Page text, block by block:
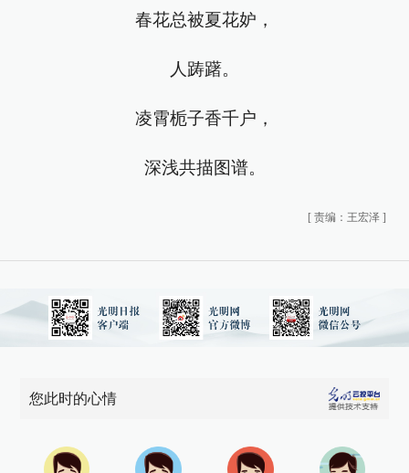
春花总被夏花妒，
人踌躇。
凌霄栀子香千户，
深浅共描图谱。
[ 责编：王宏泽 ]
您此时的心情